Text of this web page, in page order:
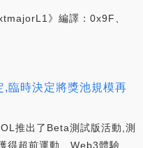
》編譯：0x9F、
臨時決定將獎池規模再
推出了Beta測試版活動,測
得超前運動、Web3體驗.